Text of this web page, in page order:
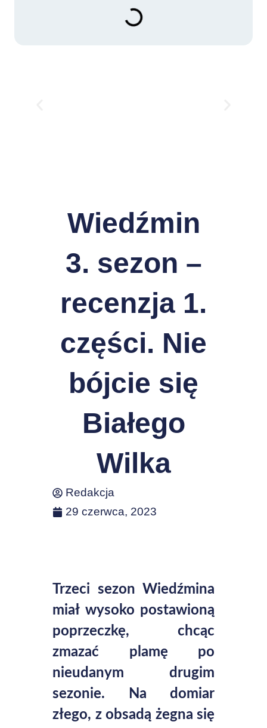
Wiedźmin
3. sezon –
recenzja 1.
części. Nie
bójcie się
Białego
Wilka
Redakcja
29 czerwca, 2023
Trzeci sezon Wiedźmina
miał wysoko postawioną
poprzeczkę, chcąc
zmazać plamę po
nieudanym drugim
sezonie. Na domiar
złego, z obsadą żegna się